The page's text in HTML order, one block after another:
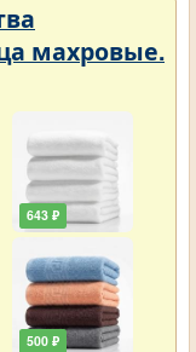
махровые.
643 ₽
500 ₽